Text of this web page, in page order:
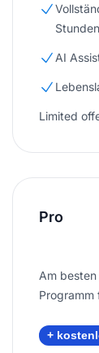
AI
Limited
Pro
Am
Programm
+